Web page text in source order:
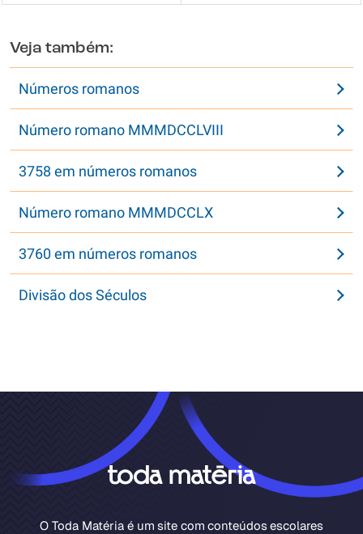
Veja também:
Números romanos
Número romano MMMDCCLVIII
3758 em números romanos
Número romano MMMDCCLX
3760 em números romanos
Divisão dos Séculos
O Toda Matéria é um site com conteúdos escolares